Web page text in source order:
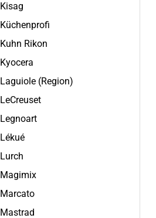
Kisag
Küchenprofi
Kuhn Rikon
Kyocera
Laguiole (Region)
LeCreuset
Legnoart
Lékué
Lurch
Magimix
Marcato
Mastrad